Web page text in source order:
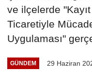
ve ilçelerde
Ticaretiyle
Uygulaması"
GÜNDEM 29 Haziran